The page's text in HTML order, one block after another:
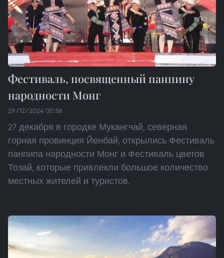
Фестиваль, посвященный панпину
народности Монг
29/12/2024 00:58
27 декабря в городке Мукангчай, северная
горная провинция Йенбай, открылись Фестиваль
панпипа народности Монг и Фестиваль цветов
Тозай, которые привлекли большое количество
местных жителей и туристов.